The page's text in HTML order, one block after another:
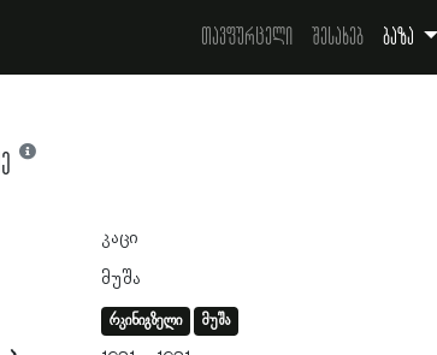
თავფურცელი შესახებ ბაზა
კაცი
მუშა
რკინიგზელი მუშა